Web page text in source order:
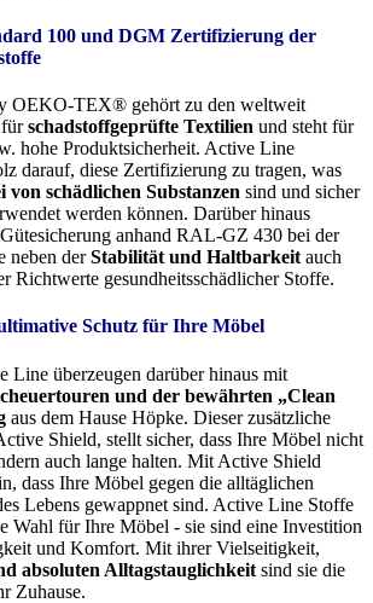
100 und DGM Zertifizierung der
OEKO-TEX® gehört zu den weltweit
fürschadstoffgeprüfte Textilien und steht für
hohe Produktsicherheit. Active Line
darauf, diese Zertifizierung zu tragen, was
von schädlichen Substanzen sind und sicher
werden können. Darüber hinaus
anhand RAL-GZ 430 bei der
neben derStabilität und Haltbarkeit auch
Richtwerte gesundheitsschädlicher Stoffe.
Schutz für Ihre Möbel
Line überzeugen darüber hinaus mit
und der bewährten „Clean
aus dem Hause Höpke. Dieser zusätzliche
Shield, stellt sicher, dass Ihre Möbel nicht
auch lange halten. Mit Active Shield
dass Ihre Möbel gegen die alltäglichen
Lebens gewappnet sind. Active Line Stoffe
Wahl für Ihre Möbel - sie sind eine Investition
und Komfort. Mit ihrer Vielseitigkeit,
absoluten Alltagstauglichkeit sind sie die
Zuhause.